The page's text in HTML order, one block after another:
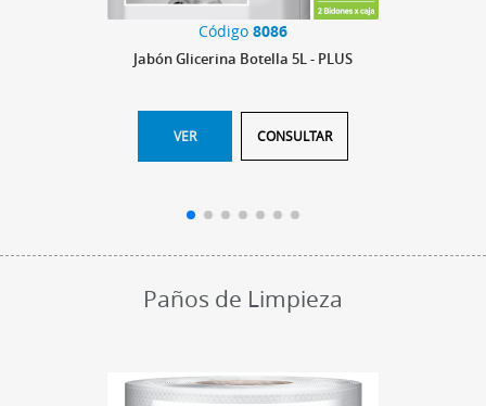
Código 8086
Jabón Glicerina Botella 5L - PLUS
VER CONSULTAR
Paños de Limpieza